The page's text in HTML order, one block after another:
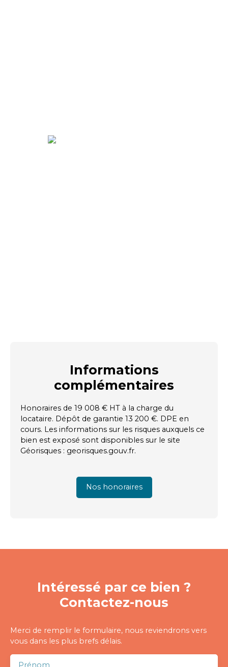
Informations
complémentaires
Honoraires de 19 008 € HT à la charge du
locataire. Dépôt de garantie 13 200 €. DPE en
cours. Les informations sur les risques auxquels ce
bien est exposé sont disponibles sur le site
Géorisques : georisques.gouv.fr.
Nos honoraires
Intéressé par ce bien ?
Contactez-nous
Merci de remplir le formulaire, nous reviendrons vers
vous dans les plus brefs délais.
Prénom